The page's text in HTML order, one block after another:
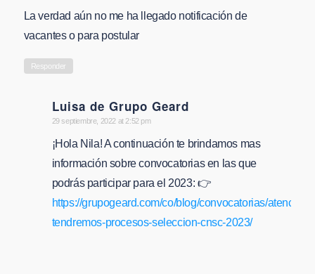
La verdad aún no me ha llegado notificación de
vacantes o para postular
Responder
Luisa de Grupo Geard
says:
29 septiembre, 2022 at 2:52 pm
¡Hola Nila! A continuación te brindamos mas
información sobre convocatorias en las que
podrás participar para el 2023: 👉
https://grupogeard.com/co/blog/convocatorias/atencion-
tendremos-procesos-seleccion-cnsc-2023/